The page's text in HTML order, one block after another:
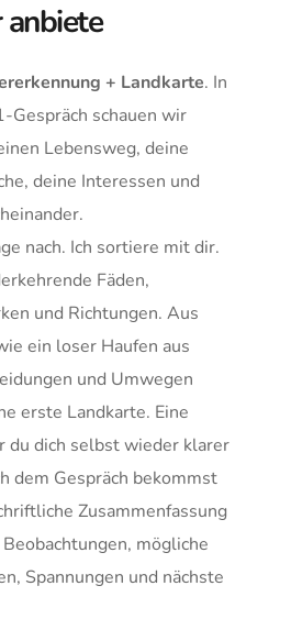
anbiete
+ Landkarte. In
Gespräch schauen wir
Lebensweg, deine
deine Interessen und
nach. Ich sortiere mit dir.
Fäden,
und Richtungen. Aus
ein loser Haufen aus
und Umwegen
erste Landkarte. Eine
du dich selbst wieder klarer
dem Gespräch bekommst
Zusammenfassung
mögliche
Spannungen und nächste